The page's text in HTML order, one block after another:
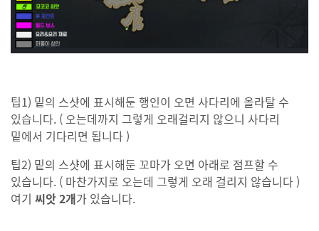
팁1) 밑의 스샷에 표시해둔 행인이 오면 사다리에 올라탈 수
있습니다. ( 오는데까지 그렇게 오래걸리지 않으니 사다리
밑에서 기다리면 됩니다 )
팁2) 밑의 스샷에 표시해둔 꼬마가 오면 아래로 점프할 수
있습니다. ( 마찬가지로 오는데 그렇게 오래 걸리지 않습니다 )
여기 씨앗 2개가 있습니다.